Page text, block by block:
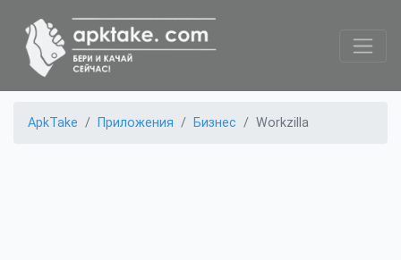
ApkTake Приложения Бизнес Workzilla